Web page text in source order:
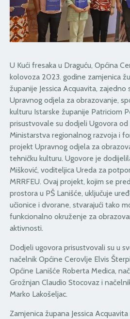
U Kući fresaka u Draguću, Općina
kolovoza 2023. godine zamjenica
županije Jessica Acquavita, zajedno
Upravnog odjela za obrazovanje,
kulturu Istarske županije Patriciom
prisustvovale su dodjeli Ugovora od
Ministarstva regionalnog razvoja i
projekt Upravnog odjela za
tehničku kulturu. Ugovore je
Mišković, voditeljica Ureda za
MRRFEU. Ovaj projekt, kojim se
prostora u PŠ Lanišće, uključuje
učionice i dvorane, stvarajući tako
funkcionalno okruženje za
aktivnosti.
Dodjeli ugovora prisustvovali su u
načelnik Općine Cerovlje Elvis
Općine Lanišće Roberta Medica,
Grožnjan Claudio Stocovaz i
Marko Lakošeljac.
Zamjenica župana Jessica